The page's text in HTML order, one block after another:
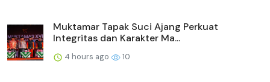
Muktamar Tapak Suci Ajang Perkuat
Integritas dan Karakter Ma...
4 hours ago 10